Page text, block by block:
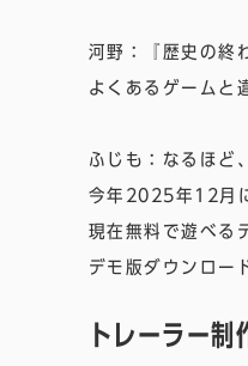
河野：『歴史の終
よくあるゲームと
ふじも：なるほど
今年2025年12月
現在無料で遊べる
デモ版ダウンロー
トレーラー